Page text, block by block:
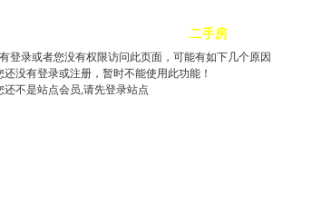
二手房
登录或者您没有权限访问此页面，可能有如下几个原因
还没有登录或注册，暂时不能使用此功能！
还不是站点会员,请先登录站点